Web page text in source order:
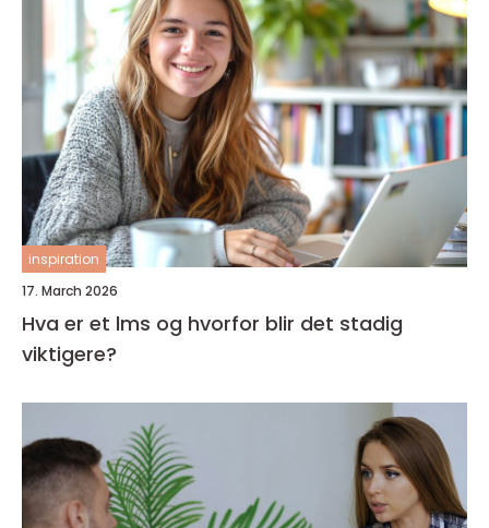
inspiration
17. March 2026
Hva er et lms og hvorfor blir det stadig
viktigere?